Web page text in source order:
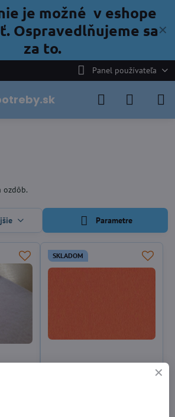
✕
je možné v eshope
Ospravedlňujeme sa
za to.
Panel používateľa
ozdôb.
Parametre
SKLADOM